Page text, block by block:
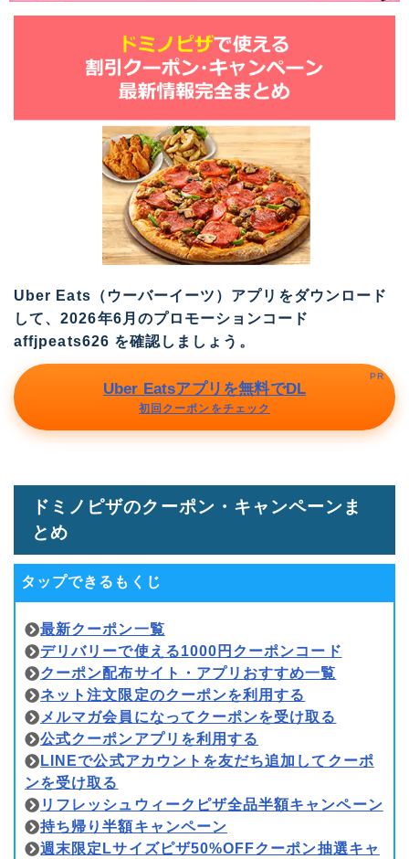
Uber Eats（ウーバーイーツ）アプリをダウンロード
して、2026年6月のプロモーションコード
affjpeats626 を確認しましょう。
Uber Eatsアプリを無料でDL
初回クーポンをチェック
PR
ドミノピザのクーポン・キャンペーンま
とめ
タップできるもくじ
最新クーポン一覧
デリバリーで使える1000円クーポンコード
クーポン配布サイト・アプリおすすめ一覧
ネット注文限定のクーポンを利用する
メルマガ会員になってクーポンを受け取る
公式クーポンアプリを利用する
LINEで公式アカウントを友だち追加してクーポ
ンを受け取る
リフレッシュウィークピザ全品半額キャンペーン
持ち帰り半額キャンペーン
週末限定Lサイズピザ50%OFFクーポン抽選キャ